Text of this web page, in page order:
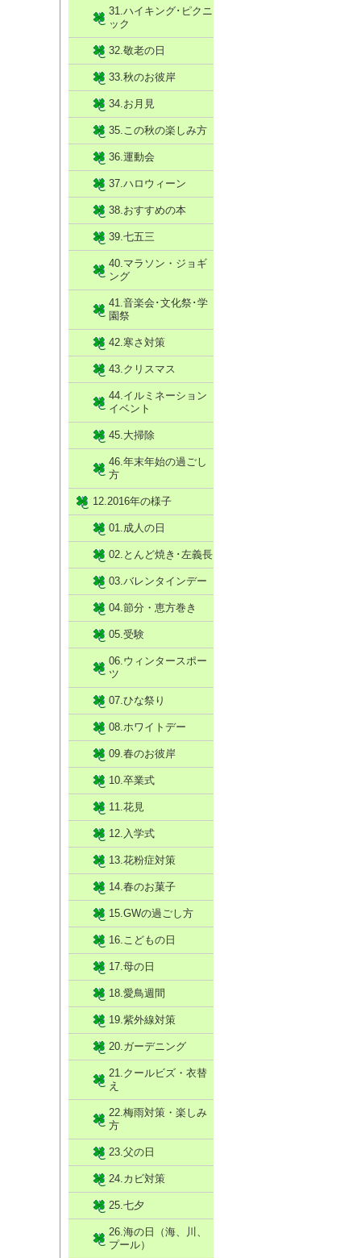
31.ハイキング･ピクニ
ック
32.敬老の日
33.秋のお彼岸
34.お月見
35.この秋の楽しみ方
36.運動会
37.ハロウィーン
38.おすすめの本
39.七五三
40.マラソン・ジョギ
ング
41.音楽会･文化祭･学
園祭
42.寒さ対策
43.クリスマス
44.イルミネーション
イベント
45.大掃除
46.年末年始の過ごし
方
12.2016年の様子
01.成人の日
02.とんど焼き･左義長
03.バレンタインデー
04.節分・恵方巻き
05.受験
06.ウィンタースポー
ツ
07.ひな祭り
08.ホワイトデー
09.春のお彼岸
10.卒業式
11.花見
12.入学式
13.花粉症対策
14.春のお菓子
15.GWの過ごし方
16.こどもの日
17.母の日
18.愛鳥週間
19.紫外線対策
20.ガーデニング
21.クールビズ・衣替
え
22.梅雨対策・楽しみ
方
23.父の日
24.カビ対策
25.七夕
26.海の日（海、川、
プール）